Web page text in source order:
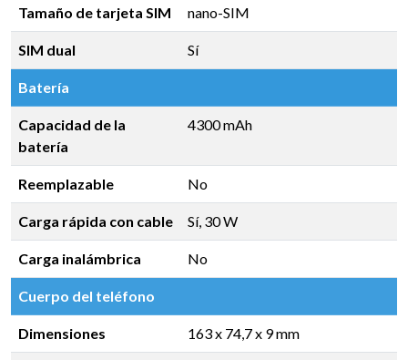
Tamaño de tarjeta SIM nano-SIM
SIM dual Sí
Batería
Capacidad de la
batería
4300 mAh
Reemplazable No
Carga rápida con cable Sí, 30 W
Carga inalámbrica No
Cuerpo del teléfono
Dimensiones 163 x 74,7 x 9 mm